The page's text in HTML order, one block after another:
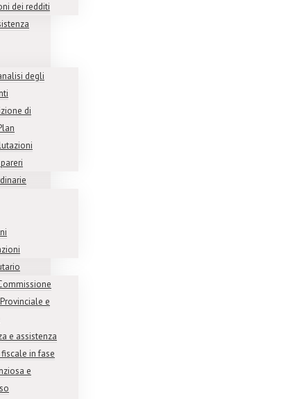
dei redditi
degli
di
e
e assistenza
in fase
e